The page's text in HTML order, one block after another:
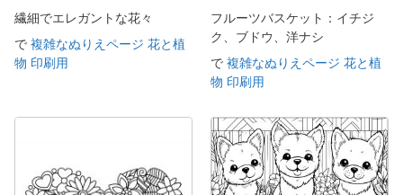
繊細でエレガントな花々
で 複雑なぬりえページ 花と植
物 印刷用
フルーツバスケット：イチジ
ク、ブドウ、洋ナシ
で 複雑なぬりえページ 花と植
物 印刷用